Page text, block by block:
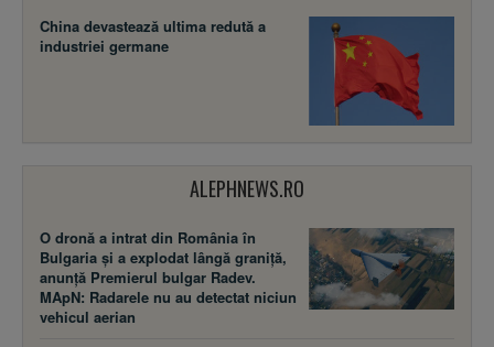
China devastează ultima redută a
industriei germane
ALEPHNEWS.RO
O dronă a intrat din România în
Bulgaria și a explodat lângă graniță,
anunță Premierul bulgar Radev.
MApN: Radarele nu au detectat niciun
vehicul aerian